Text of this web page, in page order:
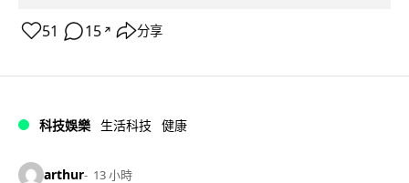
51 15 ↗ 分享
科技娛樂 生活科技 健康
arthur 13 小時